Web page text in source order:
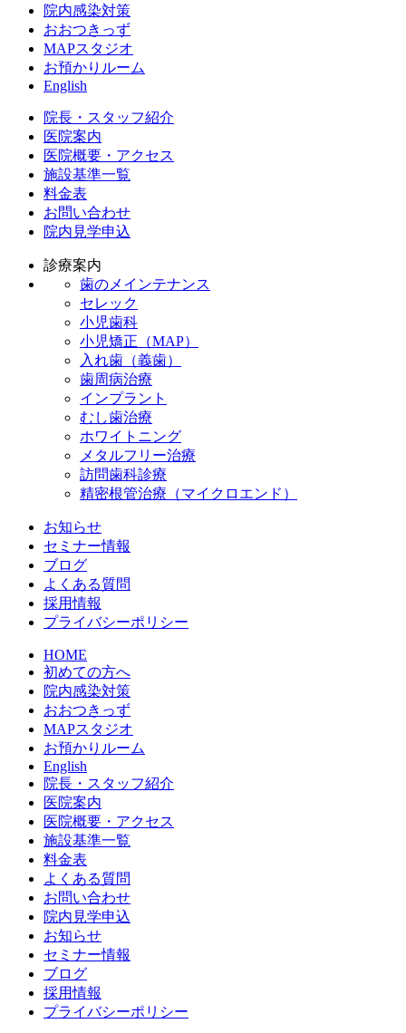
院内感染対策
おおつきっず
MAPスタジオ
お預かりルーム
English
院長・スタッフ紹介
医院案内
医院概要・アクセス
施設基準一覧
料金表
お問い合わせ
院内見学申込
診療案内
歯のメインテナンス
セレック
小児歯科
小児矯正（MAP）
入れ歯（義歯）
歯周病治療
インプラント
むし歯治療
ホワイトニング
メタルフリー治療
訪問歯科診療
精密根管治療（マイクロエンド）
お知らせ
セミナー情報
ブログ
よくある質問
採用情報
プライバシーポリシー
HOME
初めての方へ
院内感染対策
おおつきっず
MAPスタジオ
お預かりルーム
English
院長・スタッフ紹介
医院案内
医院概要・アクセス
施設基準一覧
料金表
よくある質問
お問い合わせ
院内見学申込
お知らせ
セミナー情報
ブログ
採用情報
プライバシーポリシー